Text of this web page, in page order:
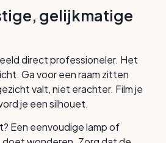
gelijkmatige
direct professioneler. Het
Ga voor een raam zitten
valt, niet erachter. Film je
je een silhouet.
Een eenvoudige lamp of